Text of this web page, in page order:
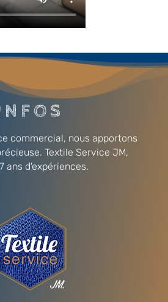
commercial, nous apportons
Textile Service JM,
ans d'expériences.